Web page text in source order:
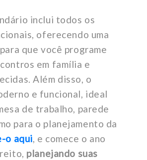
inclui todos os
oferecendo uma
que você programe
em família e
Além disso, o
e funcional, ideal
de trabalho, parede
para o planejamento da
o aqui, e comece o ano
planejando suas